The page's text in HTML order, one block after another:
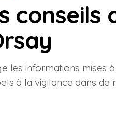
conseils
les informations mises
à la vigilance dans de